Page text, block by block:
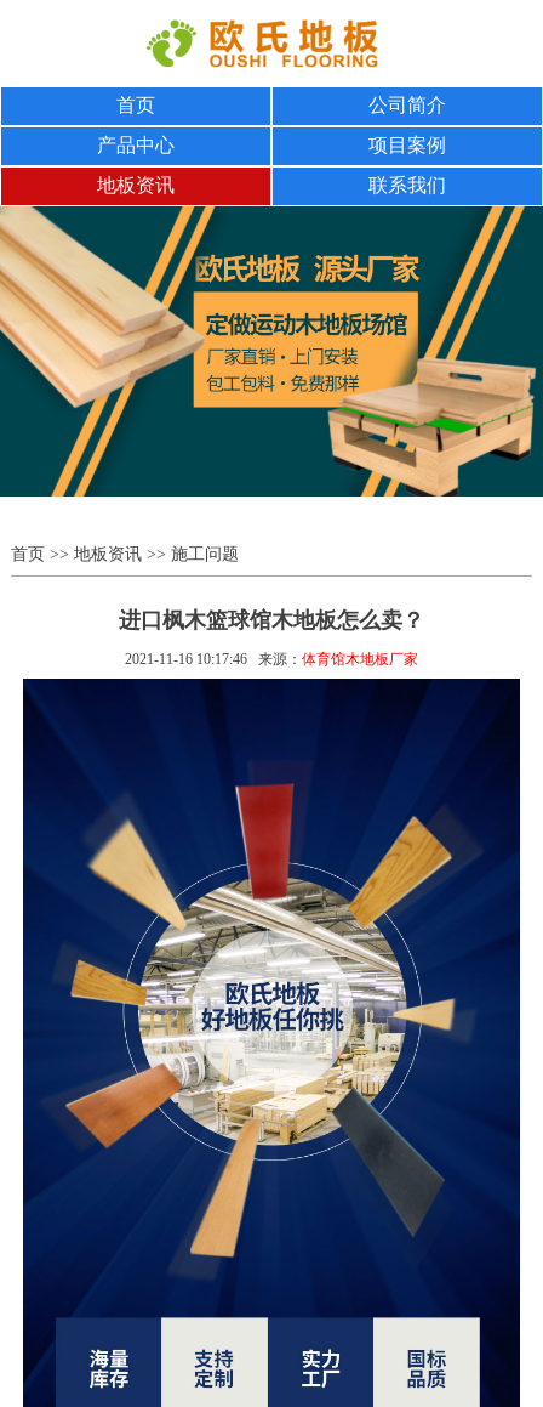
首页
公司简介
产品中心
项目案例
地板资讯
联系我们
首页>> 地板资讯>> 施工问题
进口枫木篮球馆木地板怎么卖？
2021-11-16 10:17:46 来源： 体育馆木地板厂家